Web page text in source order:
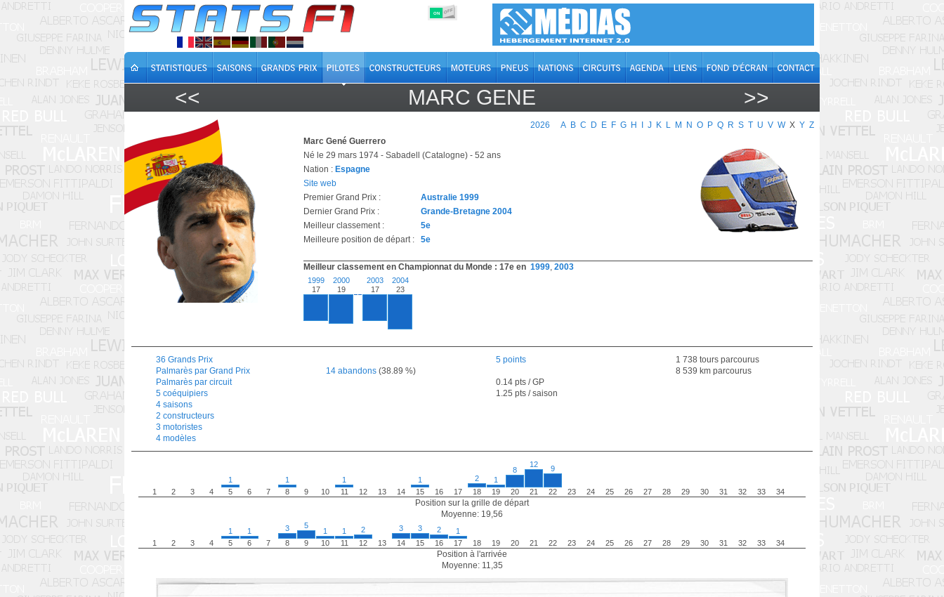
ON OFF
<< MARC GENE >>
2026 A B C D E F G H J K L M N O P Q R S T U V W X Y Z
Marc Gené Guerrero
Né le 29 mars 1974 - Sabadell (Catalogne) - 52 ans
Nation : Espagne
Site web
Premier Grand Prix :
Australie 1999
Dernier Grand Prix :
Grande-Bretagne 2004
Meilleur classement :
5e
Meilleure position de départ :
5e
Meilleur classement en Championnat du Monde : 17e en 1999, 2003
1999
17
2000
19
2003
17
2004
23
36 Grands Prix
Palmarès par Grand Prix
Palmarès par circuit
5 coéquipiers
4 saisons
2 constructeurs
3 motoristes
4 modèles
14 abandons (38.89 %)
5 points
0.14 pts / GP
1.25 pts / saison
1 738 tours parcourus
8 539 km parcourus
1 2 3 4
1
5
6 7
1
8
9 10
1
11
12 13 14
1
15
16 17
2
18
1
19
8
20
12
21
9
22 23 24 25 26 27 28 29 30 31 32 33 34
Position sur la grille de départ
Moyenne: 19,56
1 2 3 4
1
5
1
6
7
3
8
5
9
1
10
1
11
2
12
13
3
14
3
15
2
16
1
17
18 19 20 21 22 23 24 25 26 27 28 29 30 31 32 33 34
Position à l'arrivée
Moyenne: 11,35